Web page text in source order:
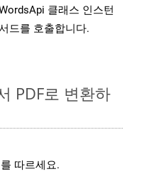
클래스 인스턴
드를 호출합니다.
PDF로 변환하
따르세요.